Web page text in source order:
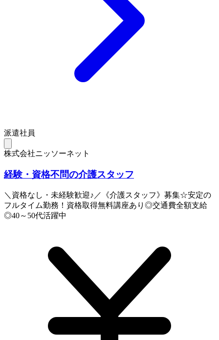
派遣社員
株式会社ニッソーネット
経験・資格不問の介護スタッフ
＼資格なし・未経験歓迎♪／《介護スタッフ》募集☆安定の
フルタイム勤務！資格取得無料講座あり◎交通費全額支給
◎40～50代活躍中